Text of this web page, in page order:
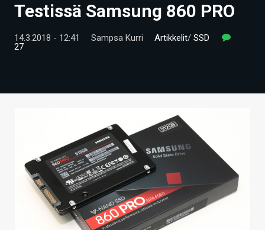
UUTISET
ARTIKKELIT
TECHBBS
KAUPPA
VAIHDA TEEMA
Testissä Samsung 860 PRO
14.3.2018 - 12:41 Sampsa Kurri Artikkelit/ SSD
27